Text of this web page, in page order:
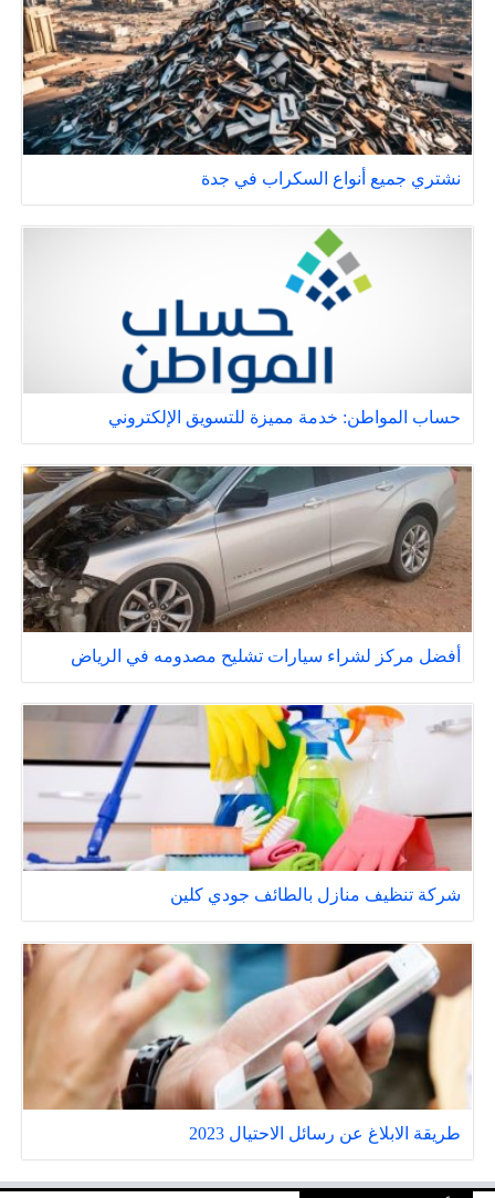
نشتري جميع أنواع السكراب في جدة
حساب المواطن: خدمة مميزة للتسويق الإلكتروني
أفضل مركز لشراء سيارات تشليح مصدومه في الرياض
شركة تنظيف منازل بالطائف جودي كلين
طريقة الابلاغ عن رسائل الاحتيال 2023